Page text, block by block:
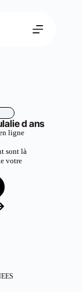
d ans
ligne
sont là
votre